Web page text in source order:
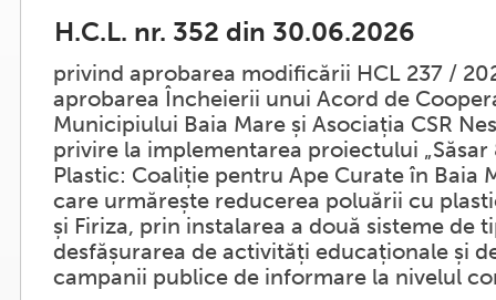
H.C.L. nr. 352 din 30.06.2026
privind aprobarea modificării HCL 237 /
aprobarea Încheierii unui Acord de
Municipiului Baia Mare și Asociația CSR
privire la implementarea proiectului „Săsar
Plastic: Coaliție pentru Ape Curate în Baia
care urmărește reducerea poluării cu
și Firiza, prin instalarea a două sisteme de
desfășurarea de activități educaționale și
campanii publice de informare la nivelul